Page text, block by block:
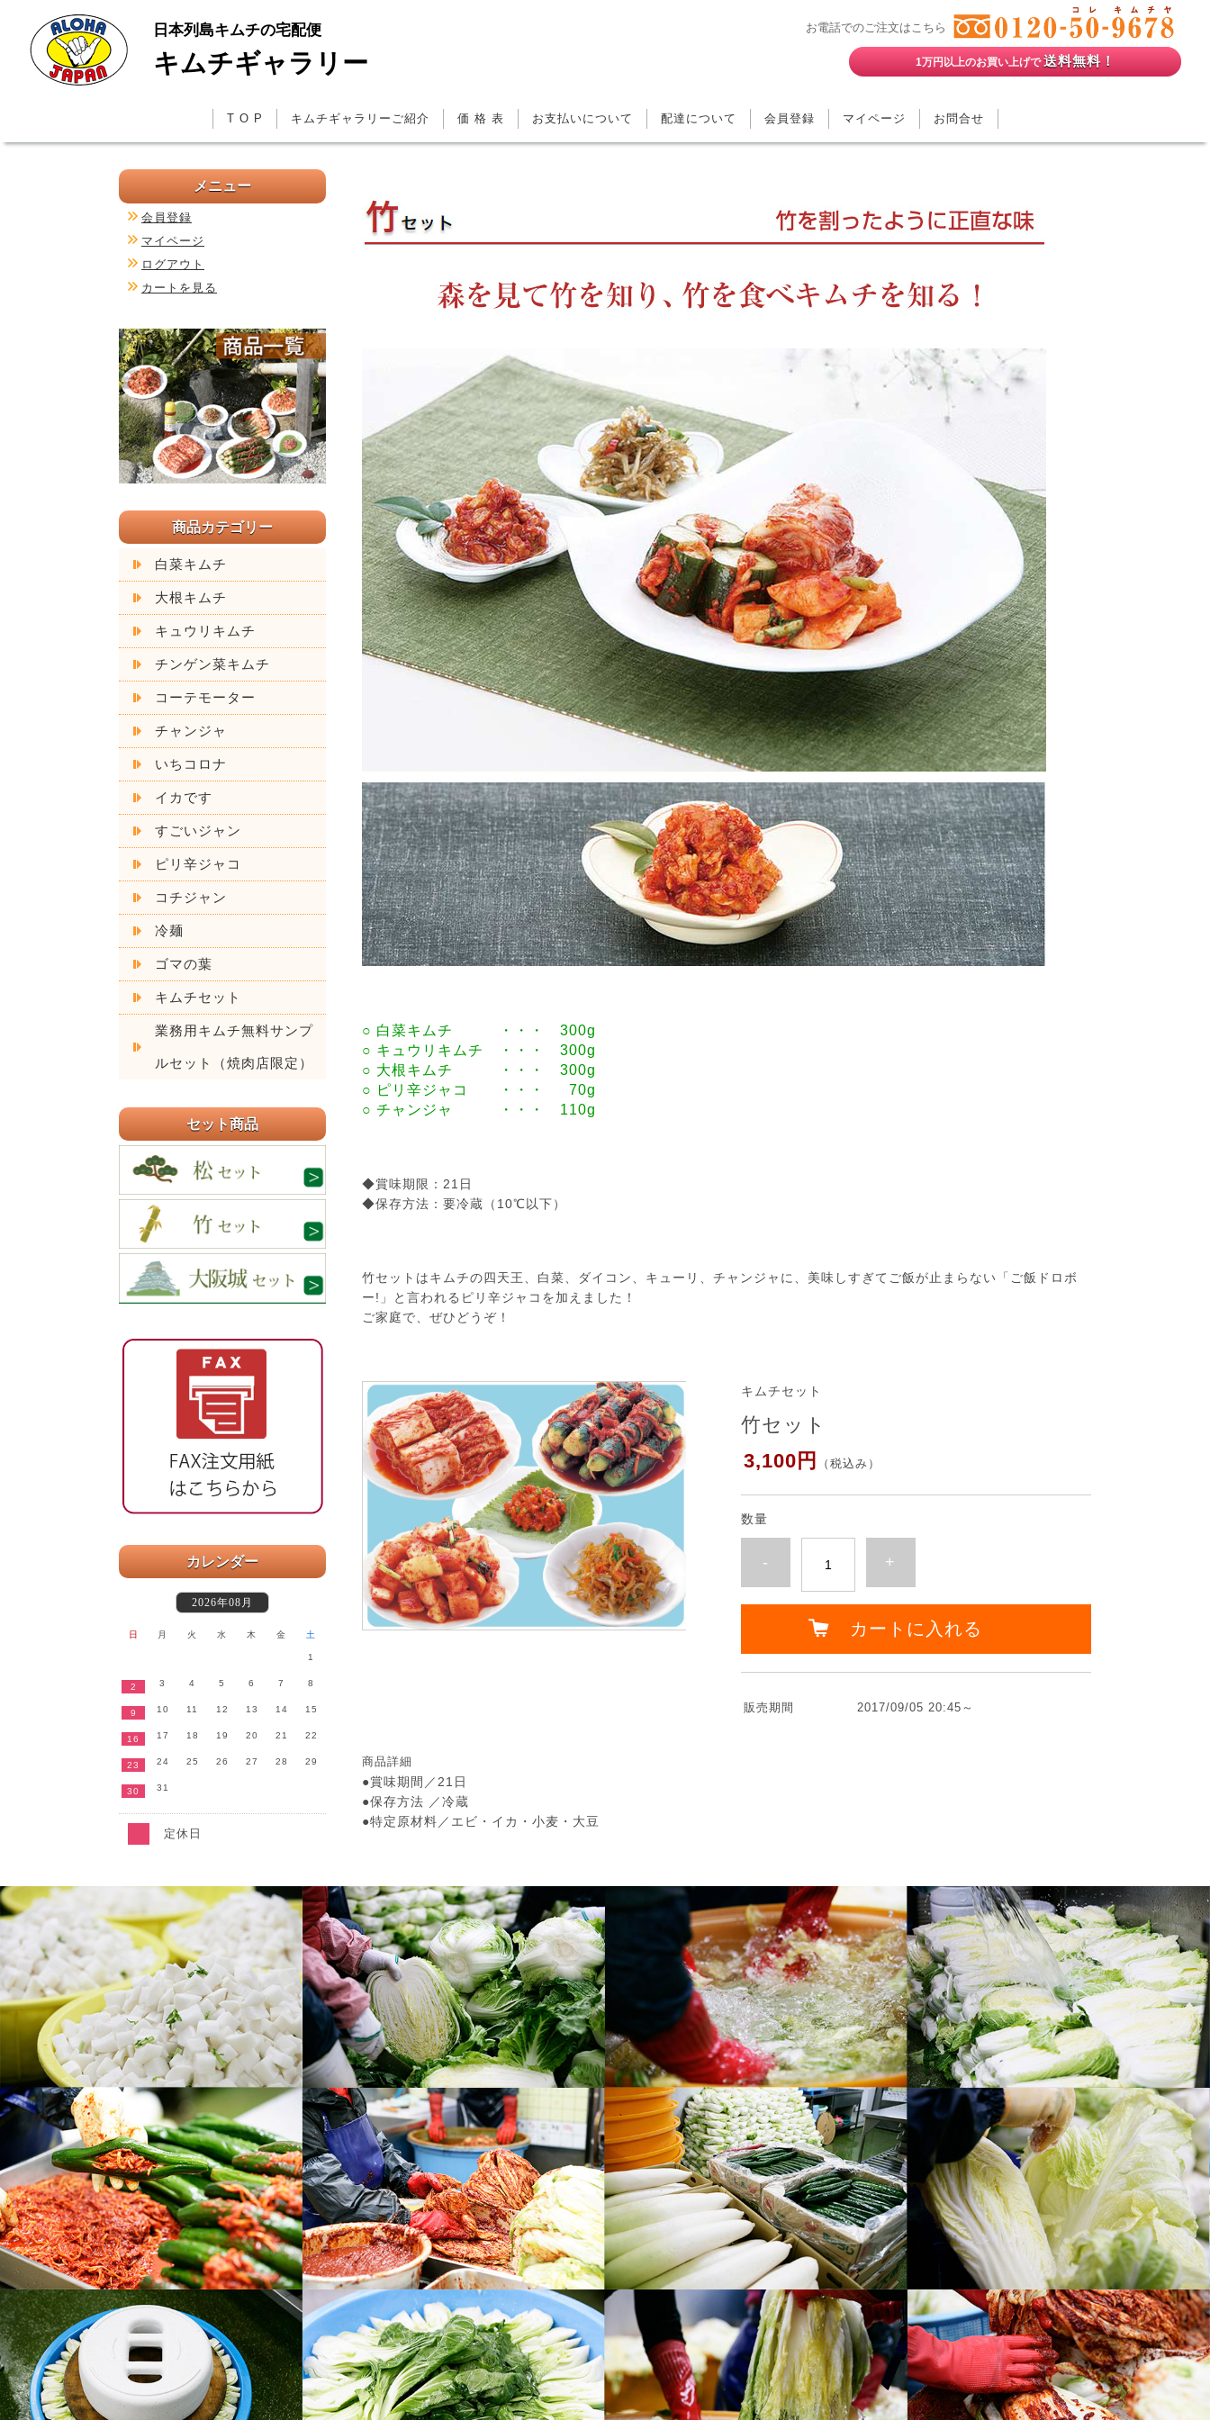
日本列島キムチの宅配便
キムチギャラリー
お電話でのご注文はこちら
1万円以上のお買い上げで送料無料！
T O P キムチギャラリーご紹介 価 格 表 お支払いについて 配達について 会員登録 マイページ お問合せ
○ 白菜キムチ ・・・ 300g
○ キュウリキムチ ・・・ 300g
○ 大根キムチ ・・・ 300g
○ ピリ辛ジャコ ・・・ 70g
○ チャンジャ ・・・ 110g
◆賞味期限：21日
◆保存方法：要冷蔵（10℃以下）
竹セットはキムチの四天王、白菜、ダイコン、キューリ、チャンジャに、美味しすぎてご飯が止まらない「ご飯ドロボ
ー!」と言われるピリ辛ジャコを加えました！
ご家庭で、ぜひどうぞ！
キムチセット
竹セット
3,100円
（税込み）
数量
- +
カートに入れる
販売期間 2017/09/05 20:45～
商品詳細
●賞味期間／21日
●保存方法 ／冷蔵
●特定原材料／エビ・イカ・小麦・大豆
メニュー
会員登録
マイページ
ログアウト
カートを見る
商品カテゴリー
白菜キムチ
大根キムチ
キュウリキムチ
チンゲン菜キムチ
コーテモーター
チャンジャ
いちコロナ
イカです
すごいジャン
ピリ辛ジャコ
コチジャン
冷麺
ゴマの葉
キムチセット
業務用キムチ無料サンプ
ルセット（焼肉店限定）
セット商品
カレンダー
2026年08月
日 月 火 水 木 金 土
1
2 3 4 5 6 7 8
9 10 11 12 13 14 15
16 17 18 19 20 21 22
23 24 25 26 27 28 29
30 31
定休日